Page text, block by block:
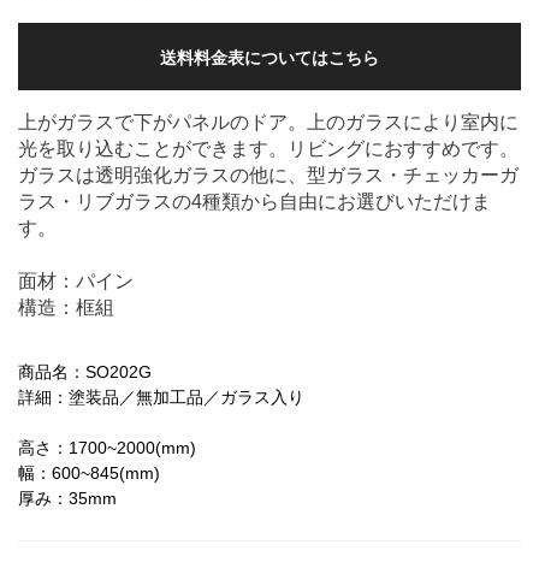
送料料金表についてはこちら
上がガラスで下がパネルのドア。上のガラスにより室内に
光を取り込むことができます。リビングにおすすめです。
ガラスは透明強化ガラスの他に、型ガラス・チェッカーガ
ラス・リブガラスの4種類から自由にお選びいただけま
す。
面材：パイン
構造：框組
商品名：SO202G
詳細：塗装品／無加工品／ガラス入り
高さ：1700~2000(mm)
幅：600~845(mm)
厚み：35mm